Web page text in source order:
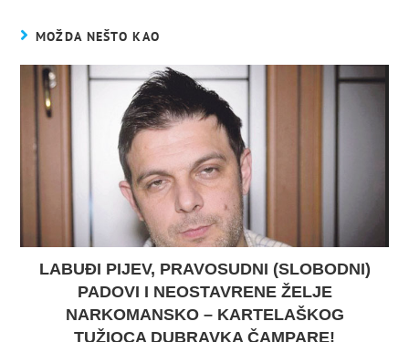
MOŽDA NEŠTO KAO
LABUĐI PIJEV, PRAVOSUDNI (SLOBODNI)
PADOVI I NEOSTAVRENE ŽELJE
NARKOMANSKO – KARTELAŠKOG
TUŽIOCA DUBRAVKA ČAMPARE!